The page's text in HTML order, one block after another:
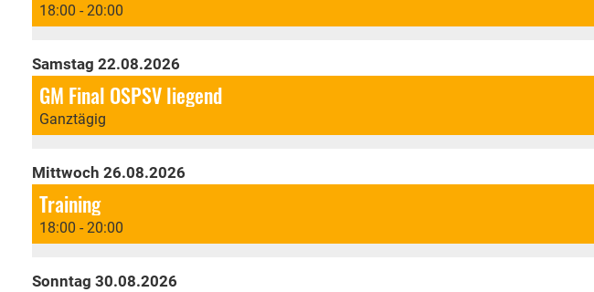
18:00 - 20:00
Samstag 22.08.2026
GM Final OSPSV liegend
Ganztägig
Mittwoch 26.08.2026
Training
18:00 - 20:00
Sonntag 30.08.2026